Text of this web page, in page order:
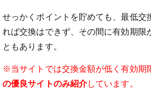
せっかくポイントを貯めても、最低交
れば交換はできず、その間に有効期限
ともあります。
※当サイトでは交換金額が低く有効期
の優良サイトのみ紹介しています。